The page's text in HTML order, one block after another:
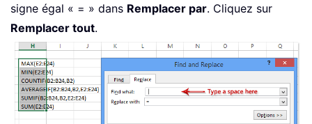
signe égal « = » dans Remplacer par. Cliquez sur
Remplacer tout.